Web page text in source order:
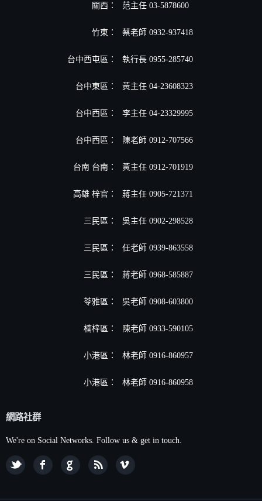
關西： 范主任 03-5878600
竹東： 蔡老師 0932-937418
台中西屯區： 執行長 0955-285740
台中東區： 黃主任 04-23608323
台中西區： 李主任 04-23329995
台中西區： 陳老師 0912-707566
台南 台南： 黃主任 0912-701919
高雄 梓官： 蔣主任 0905-721371
三民區： 吳主任 0902-298528
三民區： 任老師 0939-863558
三民區： 蔣老師 0968-585887
苓雅區： 吳老師 0908-603800
楠梓區： 陳老師 0933-590105
小港區 ： 林老師 0916-860957
小港區 ： 林老師 0916-860958
網路社群
We're on Social Networks. Follow us & get in touch.